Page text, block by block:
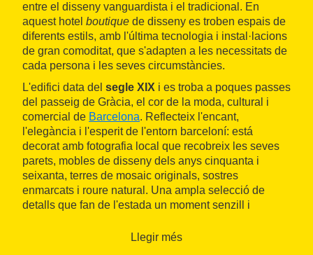
entre el disseny vanguardista i el tradicional. En
aquest hotel boutique de disseny es troben espais de
diferents estils, amb l'última tecnologia i instal·lacions
de gran comoditat, que s'adapten a les necessitats de
cada persona i les seves circumstàncies.
L'edifici data del segle XIX i es troba a poques passes
del passeig de Gràcia, el cor de la moda, cultural i
comercial de Barcelona. Reflecteix l'encant,
l'elegància i l'esperit de l'entorn barceloní: está
decorat amb fotografia local que recobreix les seves
parets, mobles de disseny dels anys cinquanta i
seixanta, terres de mosaic originals, sostres
enmarcats i roure natural. Una ampla selecció de
detalls que fan de l'estada un moment senzill i
gastronòmiques, destacant elrestaurant Solomillo
Llegir més